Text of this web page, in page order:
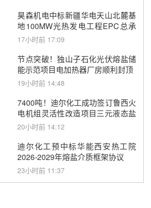
昊森机电中标新疆华电天山北麓基
地100MW光热发电工程EPC总承
包项目熔盐介质超声波流量计采购
17小时前 17:09
节点突破！独山子石化光伏熔盐储
能示范项目电加热器厂房顺利封顶
19小时前 14:48
7400吨！迪尔化工成功签订鲁西火
电机组灵活性改造项目三元液态盐
采购合同
20小时前 14:12
迪尔化工预中标华能西安热工院
2026-2029年熔盐介质框架协议
23小时前 11:37